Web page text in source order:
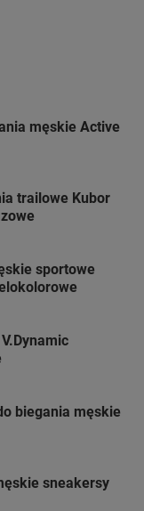
męskie Active
trailowe Kubor
sportowe
biegania męskie
sneakersy